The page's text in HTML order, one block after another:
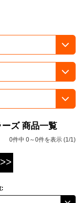
ズ 商品一覧
0件中 0～0件を表示 (1/1)
>>
: